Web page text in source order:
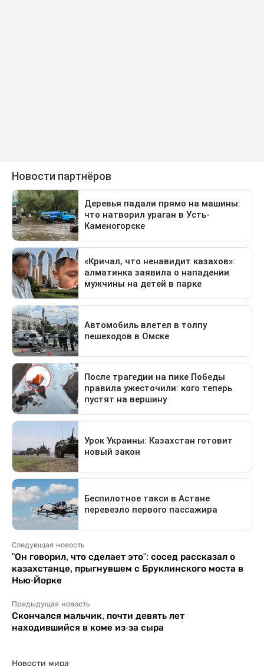
Следующая новость
"Он говорил, что сделает это": сосед рассказал о
казахстанце, прыгнувшем с Бруклинского моста в
Нью-Йорке
Предыдущая новость
Скончался мальчик, почти девять лет
находившийся в коме из-за сыра
Новости мира